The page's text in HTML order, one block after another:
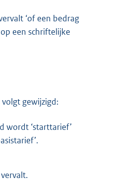
‘of een bedrag
een schriftelijke
gewijzigd:
wordt ‘starttarief’